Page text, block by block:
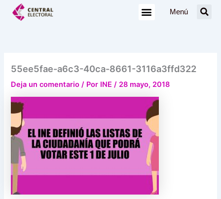
Menú
55ee5fae-a6c3-40ca-8661-3116a3ffd322
Deja un comentario / Por INE/ 28 mayo, 2018